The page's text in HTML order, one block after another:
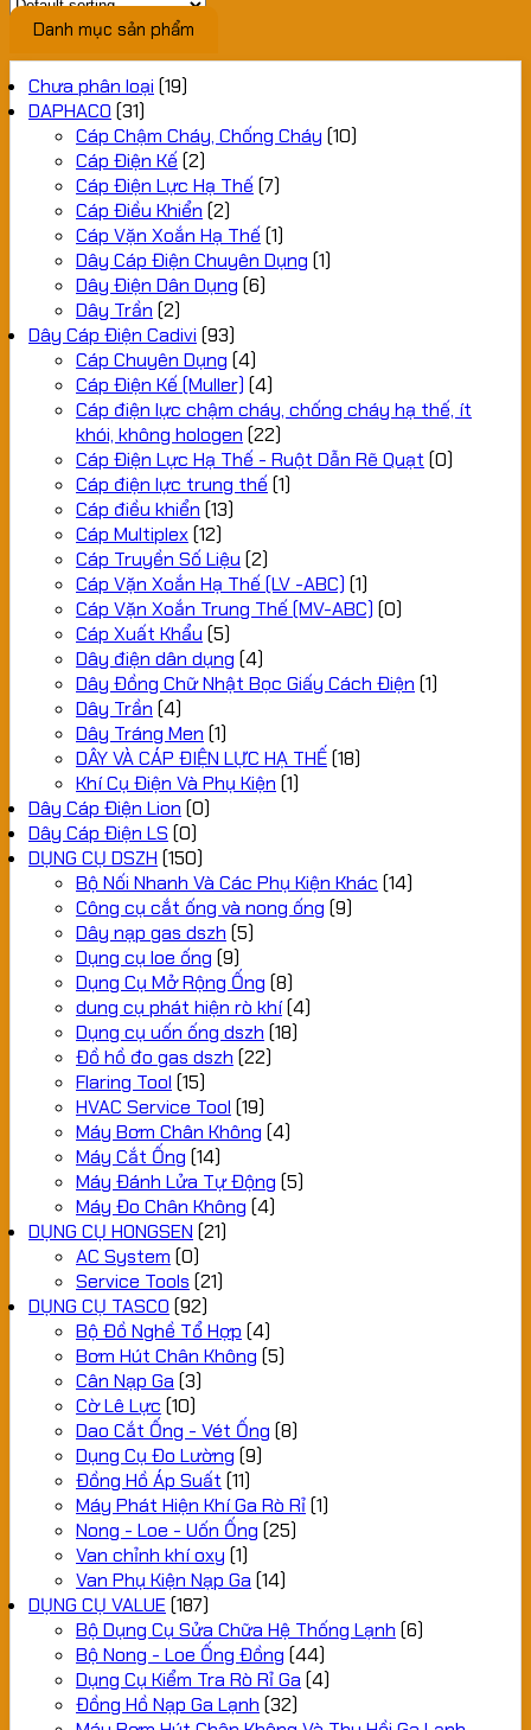
Danh mục sản phẩm
Chưa phân loại (19)
DAPHACO (31)
Cáp Chậm Cháy, Chống Cháy (10)
Cáp Điện Kế (2)
Cáp Điện Lực Hạ Thế (7)
Cáp Điều Khiển (2)
Cáp Vặn Xoắn Hạ Thế (1)
Dây Cáp Điện Chuyên Dụng (1)
Dây Điện Dân Dụng (6)
Dây Trần (2)
Dây Cáp Điện Cadivi (93)
Cáp Chuyên Dụng (4)
Cáp Điện Kế (Muller) (4)
Cáp điện lực chậm cháy, chống cháy hạ thế, ít
khói, không hologen (22)
Cáp Điện Lực Hạ Thế - Ruột Dẫn Rẽ Quạt (0)
Cáp điện lực trung thế (1)
Cáp điều khiển (13)
Cáp Multiplex(12)
Cáp Truyền Số Liệu (2)
Cáp Vặn Xoắn Hạ Thế (LV -ABC) (1)
Cáp Vặn Xoắn Trung Thế (MV-ABC) (0)
Cáp Xuất Khẩu (5)
Dây điện dân dụng (4)
Dây Đồng Chữ Nhật Bọc Giấy Cách Điện (1)
Dây Trần (4)
Dây Tráng Men (1)
DÂY VÀ CÁP ĐIỆN LỰC HẠ THẾ(18)
Khí Cụ Điện Và Phụ Kiện (1)
Dây Cáp Điện Lion (0)
Dây Cáp Điện LS (0)
DỤNG CỤ DSZH (150)
Bộ Nối Nhanh Và Các Phụ Kiện Khác (14)
Công cụ cắt ống và nong ống (9)
Dây nạp gas dszh (5)
Dụng cụ loe ống (9)
Dụng Cụ Mở Rộng Ống (8)
dung cụ phát hiện rò khí(4)
Dụng cụ uốn ống dszh (18)
Đồ hồ đo gas dszh (22)
Flaring Tool (15)
HVAC Service Tool (19)
Máy Bơm Chân Không (4)
Máy Cắt Ống (14)
Máy Đánh Lửa Tự Động (5)
Máy Đo Chân Không (4)
DỤNG CỤ HONGSEN (21)
AC System (0)
Service Tools (21)
DỤNG CỤ TASCO (92)
Bộ Đồ Nghề Tổ Hợp (4)
Bơm Hút Chân Không (5)
Cân Nạp Ga (3)
Cờ Lê Lực (10)
Dao Cắt Ống - Vét Ống (8)
Dụng Cụ Đo Lường (9)
Đồng Hồ Áp Suất (11)
Máy Phát Hiện Khí Ga Rò Rỉ(1)
Nong - Loe - Uốn Ống (25)
Van chỉnh khí oxy (1)
Van Phụ Kiện Nạp Ga (14)
DỤNG CỤ VALUE (187)
Bộ Dụng Cụ Sửa Chữa Hệ Thống Lạnh (6)
Bộ Nong - Loe Ống Đồng (44)
Dụng Cụ Kiểm Tra Rò Rỉ Ga (4)
Đồng Hồ Nạp Ga Lạnh (32)